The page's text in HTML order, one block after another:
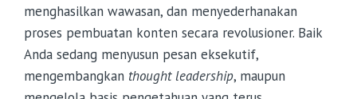
menghasilkan wawasan, dan menyederhanakan
proses pembuatan konten secara revolusioner. Baik
Anda sedang menyusun pesan eksekutif,
mengembangkan thought leadership, maupun